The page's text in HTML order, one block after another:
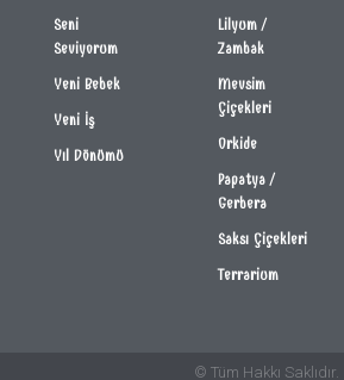
Seni
Seviyorum
Yeni Bebek
Yeni İş
Yıl Dönümü
Lilyum /
Zambak
Mevsim
Çiçekleri
Orkide
Papatya /
Gerbera
Saksı Çiçekleri
Terrarium
© Tüm Hakkı Saklıdır.